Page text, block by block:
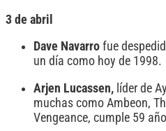
3 de abril
Dave Navarro fue
un día como hoy de 1998.
Arjen Lucassen, líder de
muchas como Ambeon,
Vengeance, cumple 59